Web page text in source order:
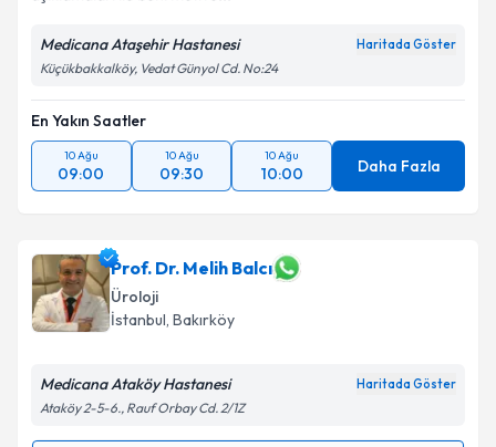
Medicana Ataşehir Hastanesi Haritada Göster
Küçükbakkalköy, Vedat Günyol Cd. No:24
En Yakın Saatler
10 Ağu
09:00
10 Ağu
09:30
10 Ağu
10:00 Daha Fazla
Prof. Dr. Melih Balcı
Üroloji
İstanbul, Bakırköy
Medicana Ataköy Hastanesi Haritada Göster
Ataköy 2-5-6., Rauf Orbay Cd. 2/1Z